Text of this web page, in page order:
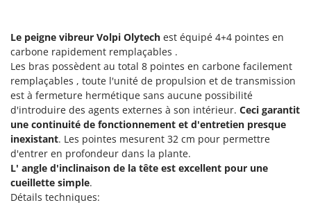
R
Rafraîchisseurs d'air par évaporation
Rampes de chargement en aluminium
Râpes à fromage électriques
Râteaux pour tracteur
Remplisseuses
Robots nettoyeurs de piscine
Robots Tondeuses
GVS
GYS
H
Hailo
Helvi
Henx
HiKOKI
Honda
Le peigne vibreur Volpi Olytech est équipé 4+4 pointes en
carbone rapidement remplaçables .
Les bras possèdent au total 8 pointes en carbone facilement
remplaçables , toute l'unité de propulsion et de transmission
est à fermeture hermétique sans aucune possibilité
d'introduire des agents externes à son intérieur. Ceci garantit
une continuité de fonctionnement et d'entretien presque
inexistant. Les pointes mesurent 32 cm pour permettre
d'entrer en profondeur dans la plante.
L' angle d'inclinaison de la tête est excellent pour une
cueillette simple.
Détails techniques: